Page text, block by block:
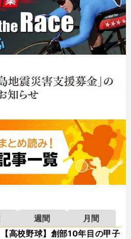
週間
月間
【高校野球】創部10年目の甲子